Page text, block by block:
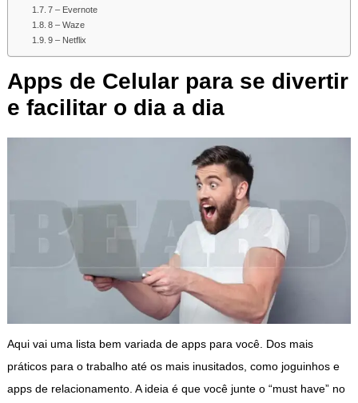
7 – Evernote
8 – Waze
9 – Netflix
Apps de Celular para se divertir
e facilitar o dia a dia
Aqui vai uma lista bem variada de apps para você. Dos mais
práticos para o trabalho até os mais inusitados, como joguinhos e
apps de relacionamento. A ideia é que você junte o “must have” no